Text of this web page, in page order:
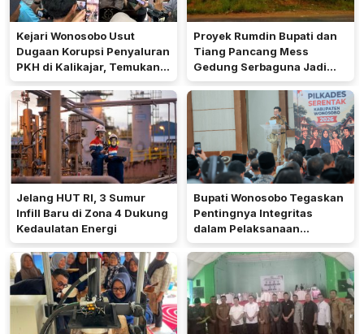
Kejari Wonosobo Usut
Dugaan Korupsi Penyaluran
PKH di Kalikajar, Temukan
Hampir 600 Kartu ATM
Penerima Manfaat
Proyek Rumdin Bupati dan
Tiang Pancang Mess
Gedung Serbaguna Jadi
Sorotan Publik
Jelang HUT RI, 3 Sumur
Infill Baru di Zona 4 Dukung
Kedaulatan Energi
Bupati Wonosobo Tegaskan
Pentingnya Integritas
dalam Pelaksanaan
Pilkades 2026